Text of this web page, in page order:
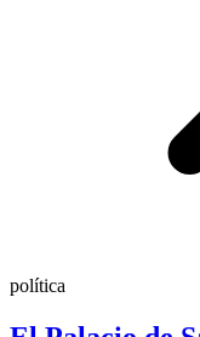
política